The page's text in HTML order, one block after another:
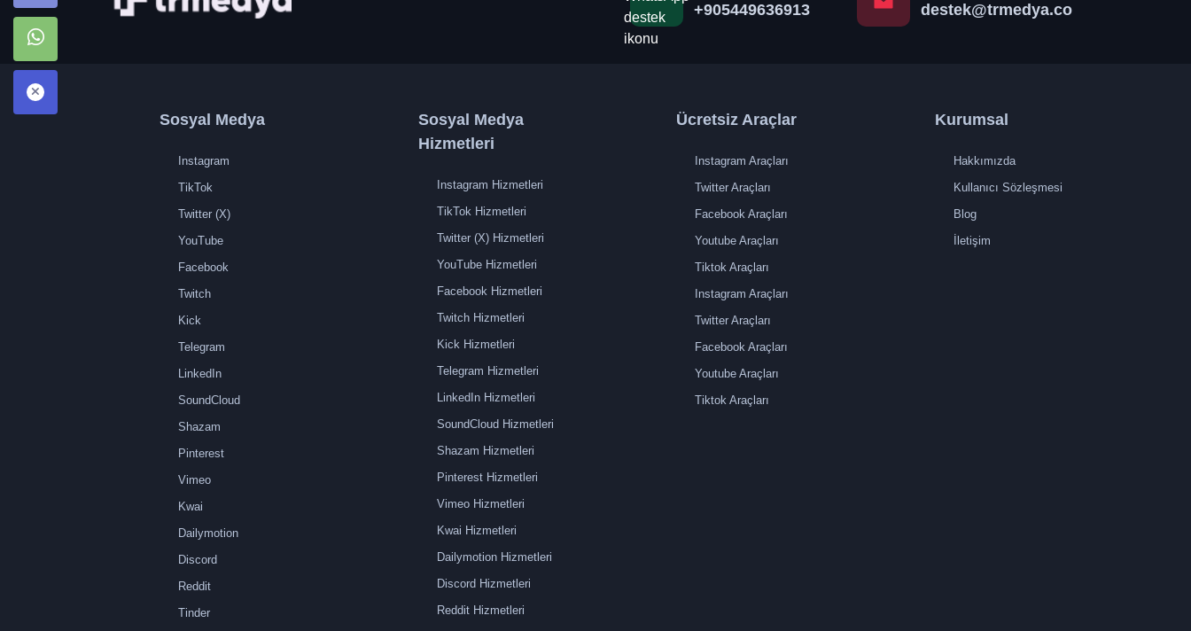
+905449636913
destek@trmedya.co
Sosyal Medya
Instagram
TikTok
Twitter (X)
YouTube
Facebook
Twitch
Kick
Telegram
LinkedIn
SoundCloud
Shazam
Pinterest
Vimeo
Kwai
Dailymotion
Discord
Reddit
Tinder
Sosyal Medya
Hizmetleri
Instagram Hizmetleri
TikTok Hizmetleri
Twitter (X) Hizmetleri
YouTube Hizmetleri
Facebook Hizmetleri
Twitch Hizmetleri
Kick Hizmetleri
Telegram Hizmetleri
LinkedIn Hizmetleri
SoundCloud Hizmetleri
Shazam Hizmetleri
Pinterest Hizmetleri
Vimeo Hizmetleri
Kwai Hizmetleri
Dailymotion Hizmetleri
Discord Hizmetleri
Reddit Hizmetleri
Ücretsiz Araçlar
Instagram Araçları
Twitter Araçları
Facebook Araçları
Youtube Araçları
Tiktok Araçları
Instagram Araçları
Twitter Araçları
Facebook Araçları
Youtube Araçları
Tiktok Araçları
Kurumsal
Hakkımızda
Kullanıcı Sözleşmesi
Blog
İletişim